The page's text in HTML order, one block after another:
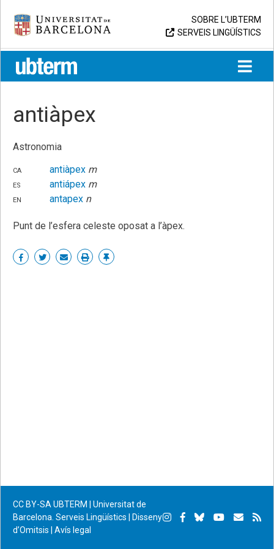
content
Universitat de Barcelona
SOBRE L’UBTERM
SERVEIS LINGÜÍSTICS
UB > UBTERM
antiàpex
Astronomia
ca
antiàpex m
es
antiápex m
en
antapex n
Punt de l’esfera celeste oposat a l’àpex.
Share ShareSharePrint Enllaç
CC BY-SA UBTERM | Universitat de
Barcelona. Serveis Lingüístics
Disseny
d’Omitsis
Avís legal
Instagram
Facebook
BlueskyYouTube